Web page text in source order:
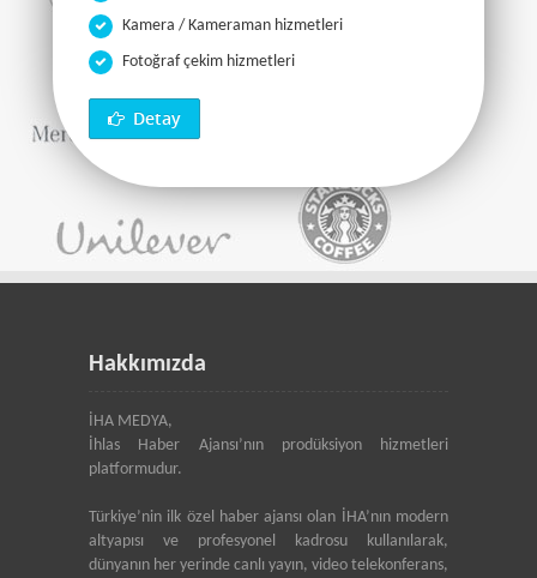
Kamera / Kameraman hizmetleri
Fotoğraf çekim hizmetleri
Detay
Hakkımızda
İHA MEDYA,
İhlas Haber Ajansı’nın prodüksiyon hizmetleri
platformudur.
Türkiye’nin ilk özel haber ajansı olan İHA’nın modern
altyapısı ve profesyonel kadrosu kullanılarak,
dünyanın her yerinde canlı yayın, video telekonferans,